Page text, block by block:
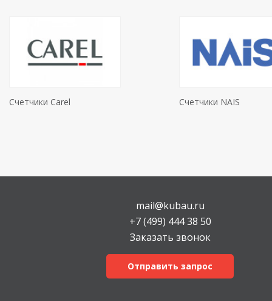
Счетчики Carel Счетчики NAIS
mail@kubau.ru
+7 (499) 444 38 50
Заказать звонок
Отправить запрос